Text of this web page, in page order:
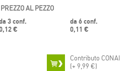
PREZZO AL PEZZO
3 conf.
€
da 6 conf.
0,11 €
Contributo CONAI
(+ 9,99 €)